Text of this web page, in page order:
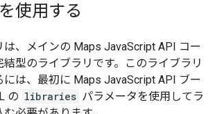
使用する
、メインの Maps JavaScript API コー
結型のライブラリです。このライブラリ
は、最初に Maps JavaScript API ブー
の libraries パラメータを使用してラ